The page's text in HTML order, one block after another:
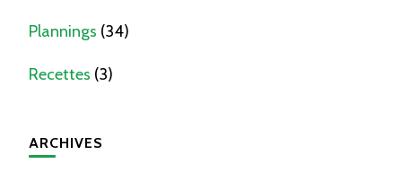
Plannings (34)
Recettes (3)
ARCHIVES